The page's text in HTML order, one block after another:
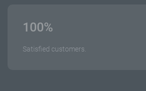
100%
Satisfied customers.